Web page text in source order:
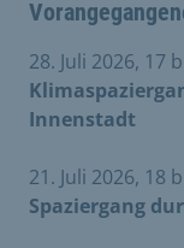
28. Juli 2026, 17
Innenstadt
21. Juli 2026, 18
Spaziergang